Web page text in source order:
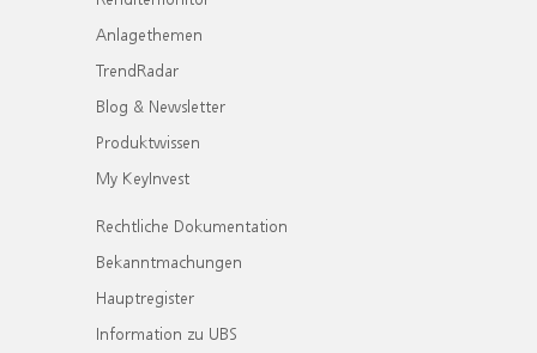
Anlagethemen
TrendRadar
Blog & Newsletter
Produktwissen
My KeyInvest
Rechtliche Dokumentation
Bekanntmachungen
Hauptregister
Information zu UBS